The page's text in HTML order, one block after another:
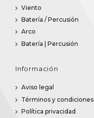
Viento
Batería / Percusión
Arco
Batería | Percusión
Información
Aviso legal
Términos y condiciones
Política privacidad